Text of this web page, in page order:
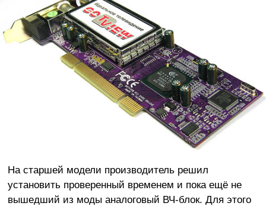
На старшей модели производитель решил
установить проверенный временем и пока ещё не
вышедший из моды аналоговый ВЧ-блок. Для этого